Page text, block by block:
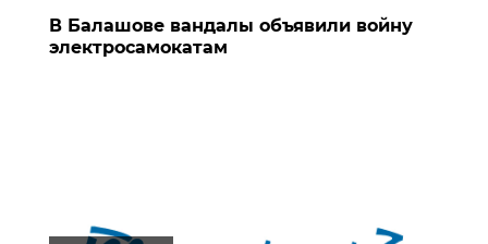
В Балашове вандалы объявили войну
электросамокатам